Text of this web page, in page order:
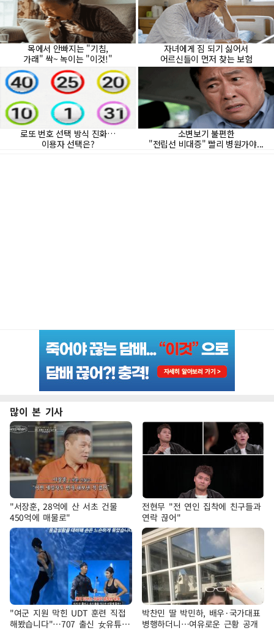
많이 본 기사
"서장훈, 28억에 산 서초 건물
450억에 매물로"
전현무 "전 연인 집착에 친구들과
연락 끊어"
"여군 지원 막힌 UDT 훈련 직접
해봤습니다"…707 출신 女유튜버
박찬민 딸 박민하, 배우·국가대표
병행하더니…여유로운 근황 공개